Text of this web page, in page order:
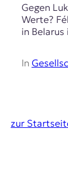
Gegen
Werte?
in
In
zur